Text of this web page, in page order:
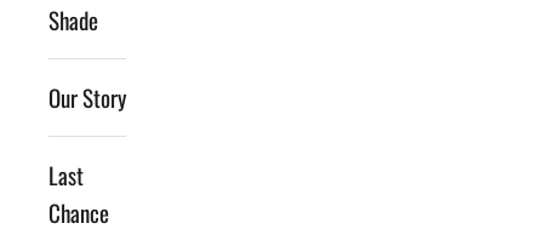
Shade
Our Story
Last
Chance